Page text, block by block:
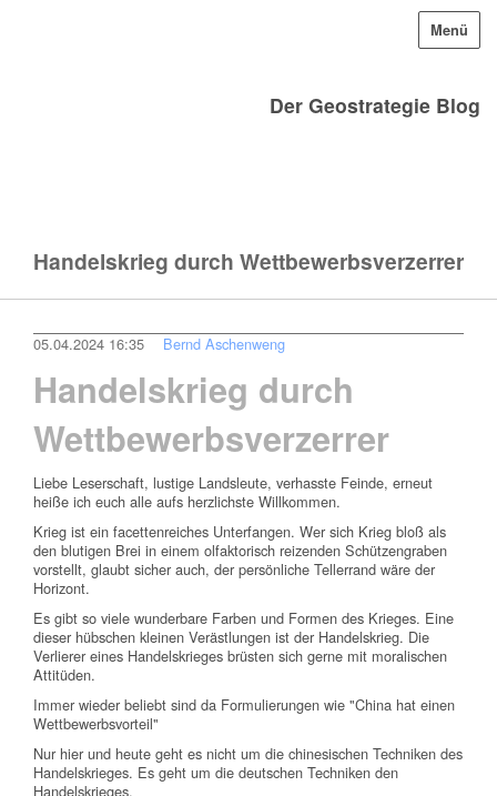
Der Geostrategie Blog
Menü
Handelskrieg durch Wettbewerbsverzerrer
05.04.2024 16:35 Bernd Aschenweng
Handelskrieg durch
Wettbewerbsverzerrer
Liebe Leserschaft, lustige Landsleute, verhasste Feinde, erneut
heiße ich euch alle aufs herzlichste Willkommen.
Krieg ist ein facettenreiches Unterfangen. Wer sich Krieg bloß als
den blutigen Brei in einem olfaktorisch reizenden Schützengraben
vorstellt, glaubt sicher auch, der persönliche Tellerrand wäre der
Horizont.
Es gibt so viele wunderbare Farben und Formen des Krieges. Eine
dieser hübschen kleinen Verästlungen ist der Handelskrieg. Die
Verlierer eines Handelskrieges brüsten sich gerne mit moralischen
Attitüden.
Immer wieder beliebt sind da Formulierungen wie "China hat einen
Wettbewerbsvorteil"
Nur hier und heute geht es nicht um die chinesischen Techniken des
Handelskrieges. Es geht um die deutschen Techniken den
Handelskrieges.